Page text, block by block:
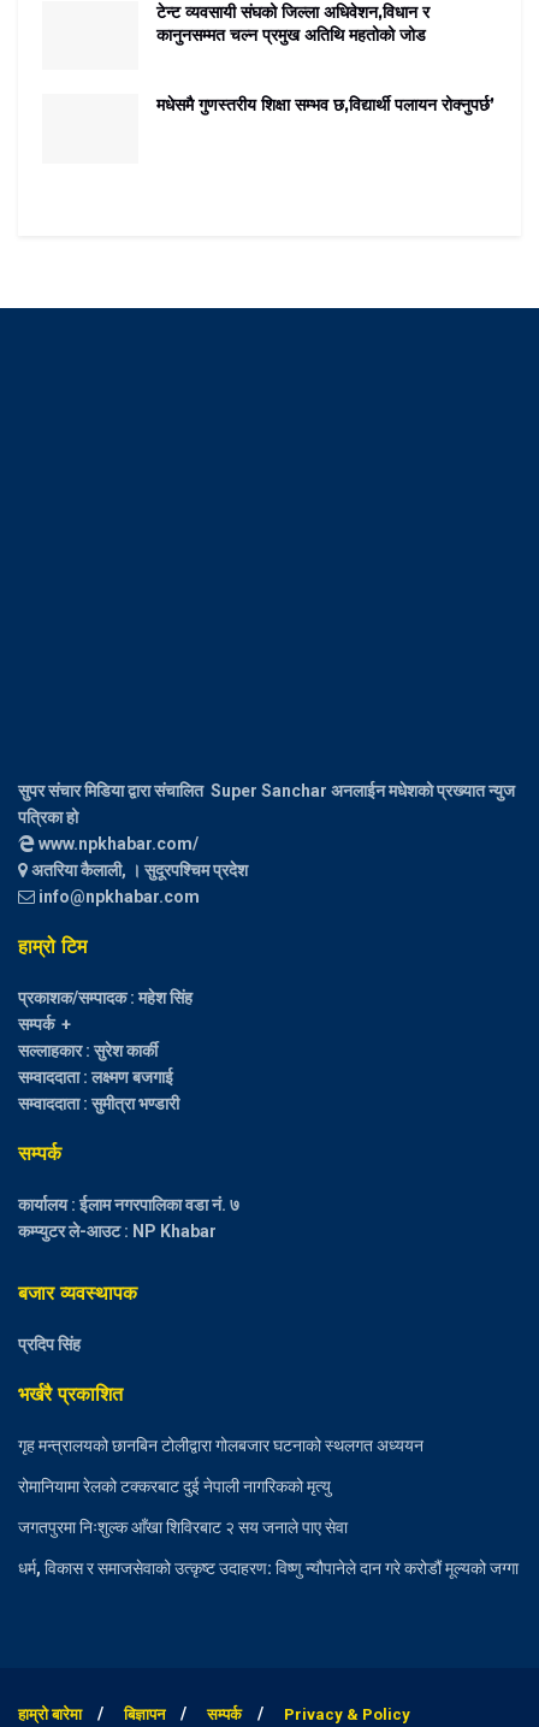
टेन्ट व्यवसायी संघको जिल्ला अधिवेशन,विधान र
कानुनसम्मत चल्न प्रमुख अतिथि महतोको जोड
मधेसमै गुणस्तरीय शिक्षा सम्भव छ,विद्यार्थी पलायन रोक्नुपर्छ’
सुपर संचार मिडिया द्वारा संचालित Super Sanchar अनलाईन मधेशको प्रख्यात न्युज
पत्रिका हो
www.npkhabar.com/
अतरिया कैलाली, । सुदूरपश्चिम प्रदेश
info@npkhabar.com
हाम्रो टिम
प्रकाशक/सम्पादक : महेश सिंह
सम्पर्क +
सल्लाहकार : सुरेश कार्की
सम्वाददाता : लक्ष्मण बजगाई
सम्वाददाता : सुमीत्रा भण्डारी
सम्पर्क
कार्यालय : ईलाम नगरपालिका वडा नं. ७
कम्प्युटर ले-आउट : NP Khabar
बजार व्यवस्थापक
प्रदिप सिंह
भर्खरै प्रकाशित
गृह मन्त्रालयको छानबिन टोलीद्वारा गोलबजार घटनाको स्थलगत अध्ययन
रोमानियामा रेलको टक्करबाट दुई नेपाली नागरिकको मृत्यु
जगतपुरमा निःशुल्क आँखा शिविरबाट २ सय जनाले पाए सेवा
धर्म, विकास र समाजसेवाको उत्कृष्ट उदाहरण: विष्णु न्यौपानेले दान गरे करोडौं मूल्यको जग्गा
हाम्रो बारेमा बिज्ञापन सम्पर्क Privacy & Policy